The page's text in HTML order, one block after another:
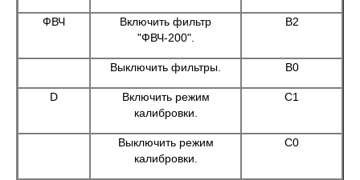
ФВЧ
Включить фильтр
"ФВЧ-200".
B2
Выключить фильтры. В0
D
Включить режим
калибровки.
С1
Выключить режим
калибровки.
С0